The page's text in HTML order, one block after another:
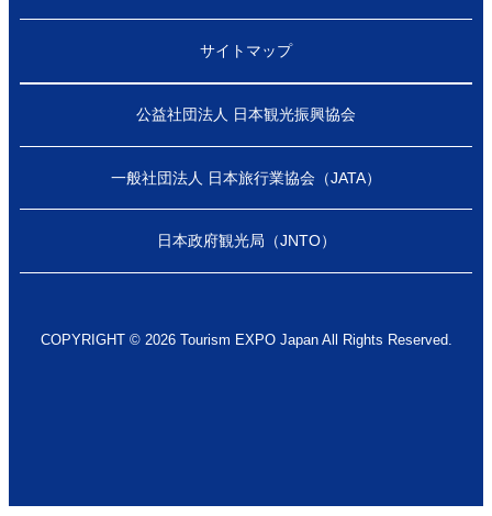
サイトマップ
公益社団法人 日本観光振興協会
一般社団法人 日本旅行業協会（JATA）
日本政府観光局（JNTO）
COPYRIGHT © 2026 Tourism EXPO Japan All Rights Reserved.